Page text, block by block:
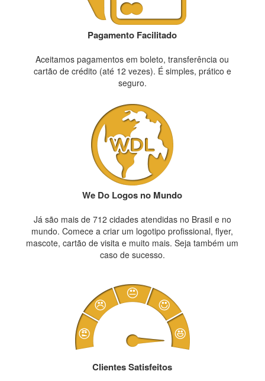
Pagamento Facilitado
Aceitamos pagamentos em boleto, transferência ou
cartão de crédito (até 12 vezes). É simples, prático e
seguro.
We Do Logos no Mundo
Já são mais de 712 cidades atendidas no Brasil e no
mundo. Comece a criar um logotipo profissional, flyer,
mascote, cartão de visita e muito mais. Seja também um
caso de sucesso.
Clientes Satisfeitos